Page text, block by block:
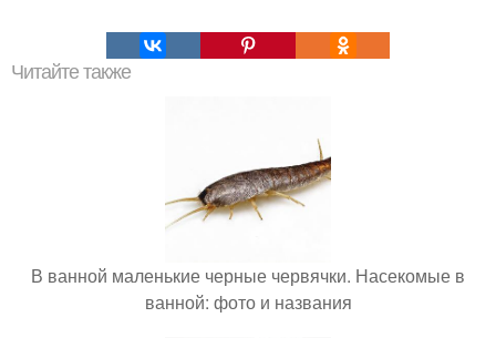
Читайте также
В ванной маленькие черные червячки. Насекомые в
ванной: фото и названия